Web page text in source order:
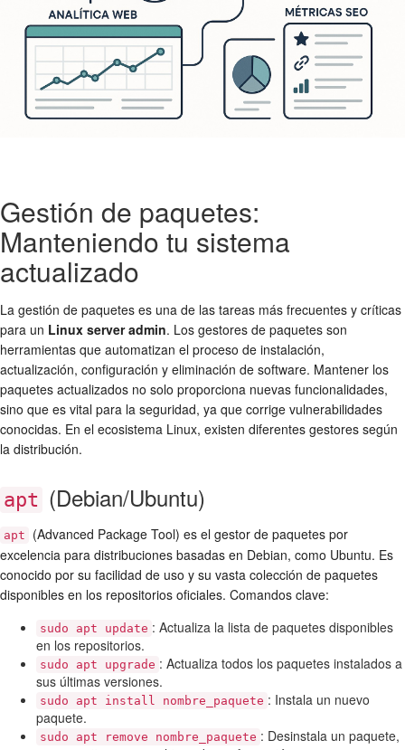
Gestión de paquetes:
Manteniendo tu sistema
actualizado
La gestión de paquetes es una de las tareas más frecuentes y críticas
para un Linux server admin. Los gestores de paquetes son
herramientas que automatizan el proceso de instalación,
actualización, configuración y eliminación de software. Mantener los
paquetes actualizados no solo proporciona nuevas funcionalidades,
sino que es vital para la seguridad, ya que corrige vulnerabilidades
conocidas. En el ecosistema Linux, existen diferentes gestores según
la distribución.
apt (Debian/Ubuntu)
apt
(Advanced Package Tool) es el gestor de paquetes por
excelencia para distribuciones basadas en Debian, como Ubuntu. Es
conocido por su facilidad de uso y su vasta colección de paquetes
disponibles en los repositorios oficiales. Comandos clave:
sudo apt update : Actualiza la lista de paquetes disponibles
en los repositorios.
sudo apt upgrade : Actualiza todos los paquetes instalados a
sus últimas versiones.
sudo apt install nombre_paquete : Instala un nuevo
paquete.
sudo apt remove nombre_paquete : Desinstala un paquete,